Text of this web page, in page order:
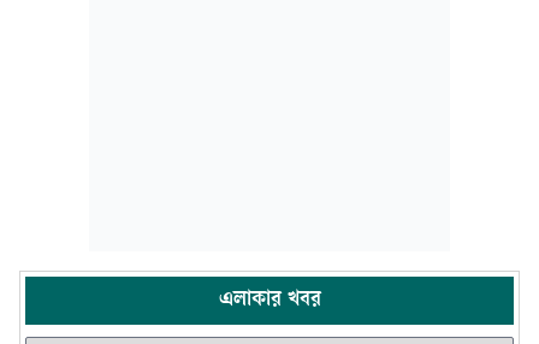
এলাকার খবর